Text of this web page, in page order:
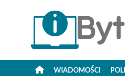
WIADOMOŚCI